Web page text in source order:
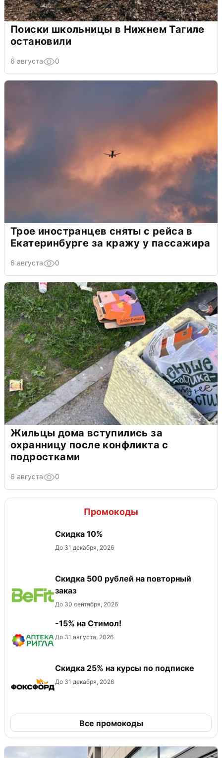
Поиски школьницы в Нижнем Тагиле
остановили
6 августа 0
Трое иностранцев сняты с рейса в
Екатеринбурге за кражу у пассажира
6 августа 0
Жильцы дома вступились за
охранницу после конфликта с
подростками
6 августа 0
Промокоды
Скидка 10%
До 31 декабря, 2026
Скидка 500 рублей на повторный
заказ
До 30 сентября, 2026
-15% на Стимол!
До 31 августа, 2026
Скидка 25% на курсы по подписке
До 31 декабря, 2026
Все промокоды